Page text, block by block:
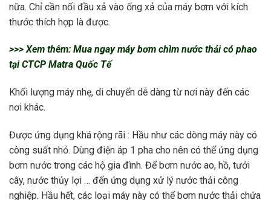
nữa. Chỉ cần nối đầu xả vào ống xả của máy bơm với kích
thước thích hợp là được.
>>> Xem thêm: Mua ngaymáy bơm chìm nước thải có phao
tại CTCP Matra Quốc Tế
Khối lượng máy nhẹ, di chuyển dễ dàng từ nơi này đến các
nơi khác.
Được ứng dụng khá rộng rãi : Hầu như các dòng máy này có
công suất nhỏ. Dùng điện áp 1 pha cho nên có thể ứng dụng
bơm nước trong các hộ gia đình. Để bơm nước ao, hồ, tưới
cây, nước thủy lợi … đến ứng dụng xử lý nước thải công
nghiệp. Hầu hết, các loại máy này có thể bơm nước thải chứa